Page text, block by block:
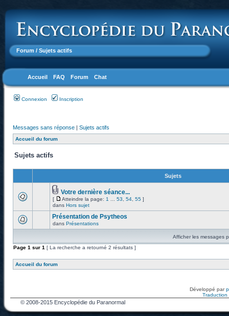
Forum / Sujets actifs
Accueil FAQ Forum Chat
Connexion Inscription
Messages sans réponse | Sujets actifs
Accueil du forum
Sujets actifs
Sujets
Votre dernière séance...
[ Atteindre la page: 1 53 54 55 ]
dans Hors sujet
Présentation de Psytheos
dans Présentations
Afficher les messages
Page 1 sur 1 [ La recherche a retourné 2 résultats ]
Accueil du forum
Développé par
Traduction
© 2008-2015 Encyclopédie du Paranormal